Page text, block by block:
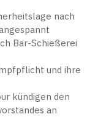
nach
Bar-Schießerei
und ihre
kündigen den
an